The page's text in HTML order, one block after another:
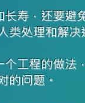
寿，还要避
类处理和解决
工程的做法
的问题。